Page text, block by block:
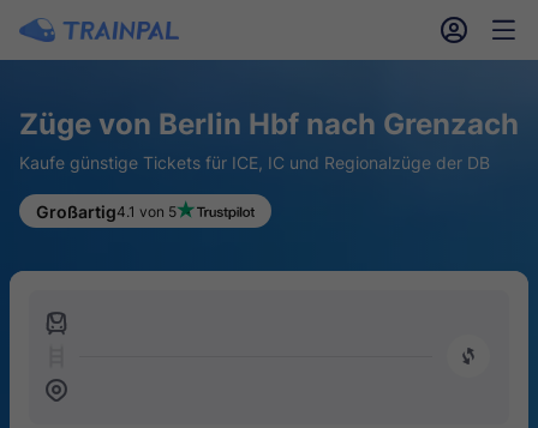
󱎓 󱒨
Züge von Berlin Hbf nach Grenzach
Kaufe günstige Tickets für ICE, IC und Regionalzüge der DB
Großartig4.1 von 5
󱍉
󰿠
󱒣